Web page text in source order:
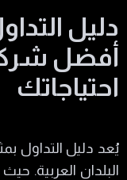
دليل
أفضل
احتياجاتك
يُعد دليل التداول
البلدان العربية.